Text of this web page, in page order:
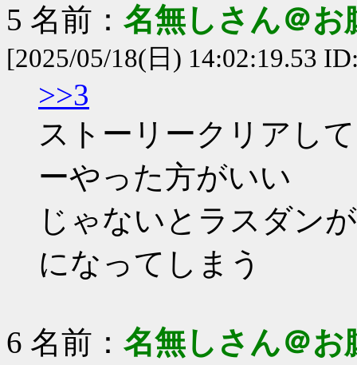
5 名前： 名無しさん＠
[2025/05/18(日) 14:02:19.53
>>3
ストーリークリアし
ーやった方がいい
じゃないとラスダン
になってしまう
6 名前： 名無しさん＠